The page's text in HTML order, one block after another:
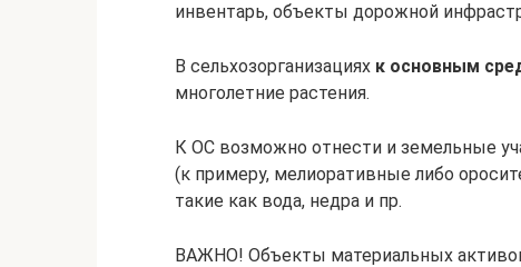
инвентарь, объекты дорожной
В сельхозорганизациях к основным
многолетние растения.
К ОС возможно отнести и земельные
(к примеру, мелиоративные либо
такие как вода, недра и пр.
ВАЖНО! Объекты материальных